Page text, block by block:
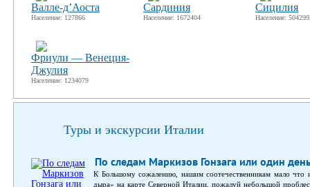
Валле-д’Аоста
Население: 127866
Сардиния
Население: 1672404
Сицилия
Население:
Фриули — Венеция-
Джулия
Население: 1234079
Туры и экскурсии Италии
По следам Маркизов Гонзага или один
К Большому сожалению, нашим соотечественникам мало что
дыра» на карте Северной Италии, пожалуй небольшой